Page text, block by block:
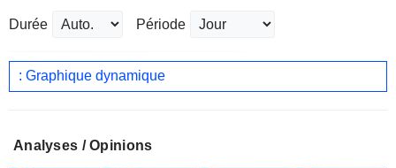
Durée Période
: Graphique dynamique
Analyses / Opinions